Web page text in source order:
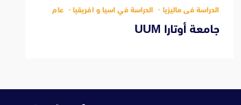
الدراسة فى ماليزيا الدراسة في اسيا و افريقيا عام
جامعة أوتارا UUM